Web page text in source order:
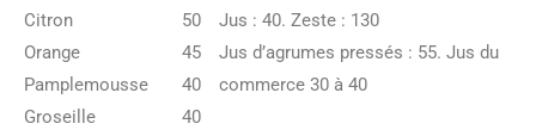
Citron
50
Jus : 40. Zeste : 130
Orange
45
Jus d’agrumes pressés : 55. Jus du
commerce 30 à 40
Pamplemousse
40
Groseille
40